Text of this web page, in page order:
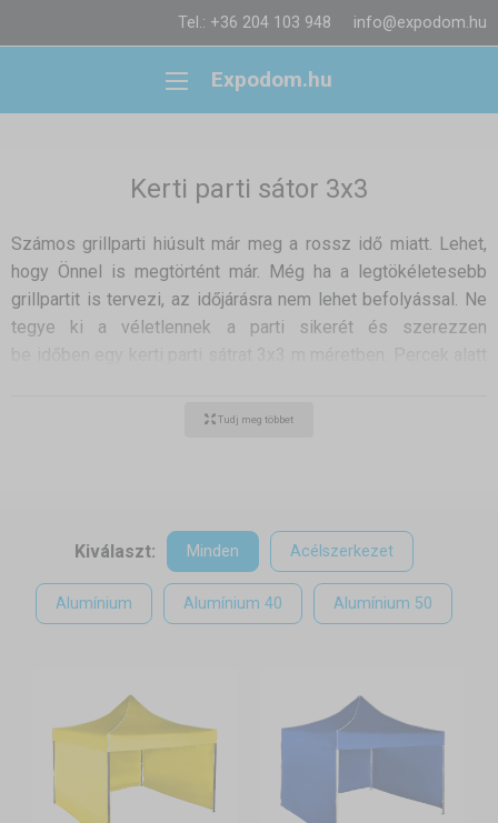
Tel.: +36 204 103 948 info@expodom.hu
Expodom.hu
Kerti parti sátor 3x3
Számos grillparti hiúsult már meg a rossz idő miatt. Lehet,
hogy Önnel is megtörtént már. Még ha a legtökéletesebb
grillpartit is tervezi, az időjárásra nem lehet befolyással. Ne
tegye ki a véletlennek a parti sikerét és szerezzen
napsütésnek, majd az első csepp esőnél játszva állítsák fel
Kerti parti sátor 3x3 - előnyök
percek alatt felállítható
könnyen karbantartható
állítható magasság
vízhatlan tetőponyva
mobil és könnyen tárolható
Tudj meg többet
Kiválaszt: Minden Acélszerkezet
Alumínium Alumínium 40 Alumínium 50